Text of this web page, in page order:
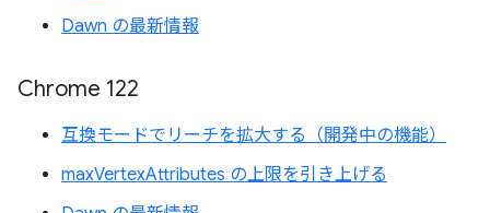
Dawn の最新情報
Chrome 122
互換モードでリーチを拡大する（開発中の機能）
maxVertexAttributes の上限を引き上げる